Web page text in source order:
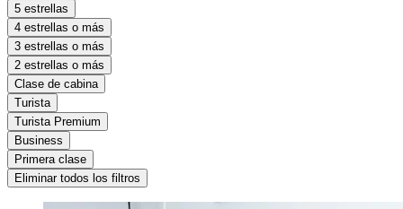
5 estrellas
4 estrellas o más
3 estrellas o más
2 estrellas o más
Clase de cabina
Turista
Turista Premium
Business
Primera clase
Eliminar todos los filtros